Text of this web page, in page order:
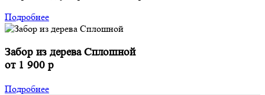
Подробнее
Забор из дерева Сплошной
от 1 900 р
Подробнее